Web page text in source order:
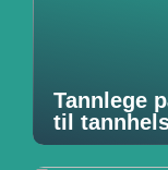
Tannlege
til